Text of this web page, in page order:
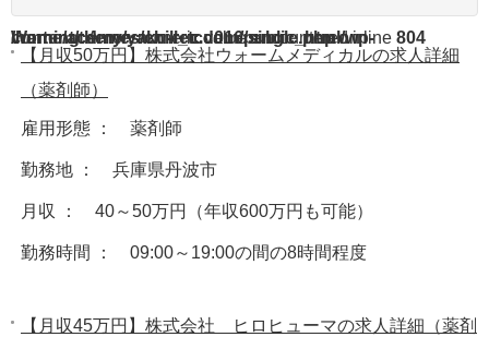
Warning: A non-numeric value encountered in
/home/acdmy/yaku-rec.com/public_html/wp-content/themes/chill_tcd016/single.phpon line 804
【月収50万円】株式会社ウォームメディカルの求人詳細
（薬剤師）
雇用形態 ： 薬剤師
勤務地 ： 兵庫県丹波市
月収 ： 40～50万円（年収600万円も可能）
勤務時間 ： 09:00～19:00の間の8時間程度
【月収45万円】株式会社 ヒロヒューマの求人詳細（薬剤